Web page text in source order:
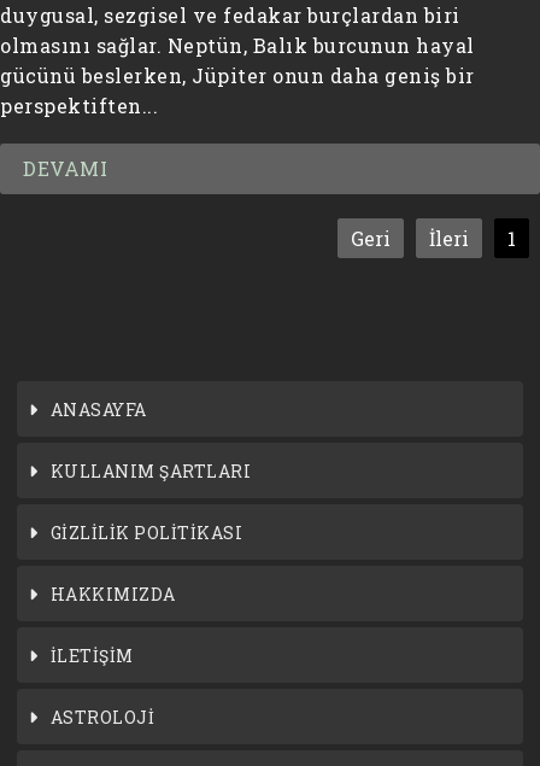
duygusal, sezgisel ve fedakar burçlardan biri
olmasını sağlar. Neptün, Balık burcunun hayal
gücünü beslerken, Jüpiter onun daha geniş bir
perspektiften...
DEVAMI
Geri İleri 1
ANASAYFA
KULLANIM ŞARTLARI
GİZLİLİK POLİTİKASI
HAKKIMIZDA
İLETİŞİM
ASTROLOJİ